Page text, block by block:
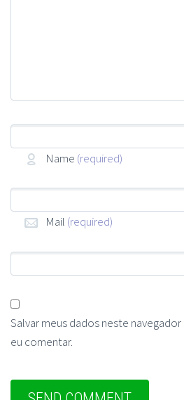
Name (required)
Mail (required)
Salvar meus dados neste
eu comentar.